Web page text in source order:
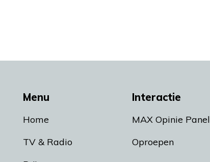
Menu
Home
TV & Radio
Interactie
MAX Opinie Panel
Oproepen